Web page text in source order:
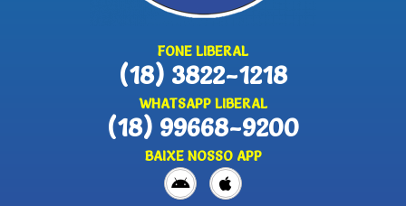
FONE LIBERAL
(18) 3822-1218
WHATSAPP LIBERAL
(18) 99668-9200
BAIXE NOSSO APP